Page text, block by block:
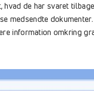
hvad de har svaret
medsendte dokumenter.
information omkring